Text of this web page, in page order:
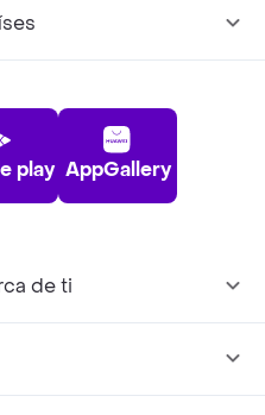
play AppGallery
de ti